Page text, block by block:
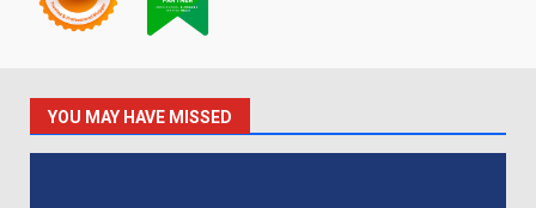
YOU MAY HAVE MISSED